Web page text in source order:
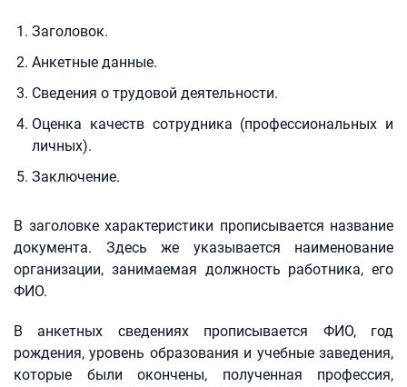
Заголовок.
Анкетные данные.
Сведения о трудовой деятельности.
Оценка качеств сотрудника (профессиональных и
личных).
Заключение.
В заголовке характеристики прописывается название
документа. Здесь же указывается наименование
организации, занимаемая должность работника, его
ФИО.
В анкетных сведениях прописывается ФИО, год
рождения, уровень образования и учебные заведения,
которые были окончены, полученная профессия,